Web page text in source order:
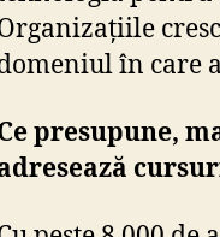
în care
presupune,